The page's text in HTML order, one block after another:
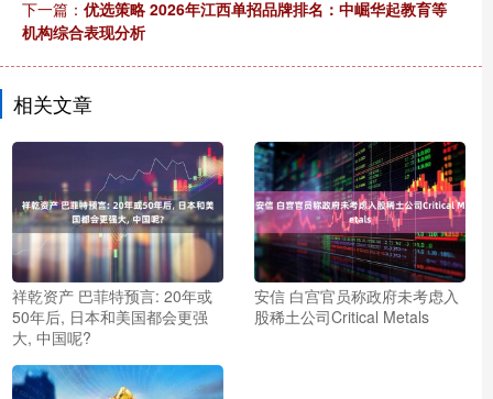
下一篇： 优选策略 2026年江西单招品牌排名：中崛华起教育等
机构综合表现分析
相关文章
祥乾资产 巴菲特预言: 20年或
50年后, 日本和美国都会更强
大, 中国呢?
安信 白宫官员称政府未考虑入
股稀土公司Critical Metals